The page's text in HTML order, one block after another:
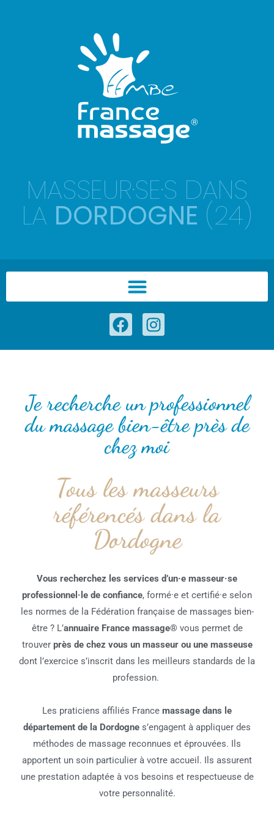
MASSEUR·SE·S DANS
LA DORDOGNE (24)
Je recherche un professionnel
du massage bien-être près de
chez moi
Tous les masseurs
référencés dans la
Dordogne
Vous recherchez les services d’un·e masseur·se
professionnel·le de confiance, formé·e et certifié·e selon
les normes de la Fédération française de massages bien-
être ? L’annuaire France massage® vous permet de
trouverprès de chez vous un masseur ou une masseuse
dont l’exercice s’inscrit dans les meilleurs standards de la
profession.
Les praticiens affiliés France massage dans le
département de la Dordogne s’engagent à appliquer des
méthodes de massage reconnues et éprouvées. Ils
apportent un soin particulier à votre accueil. Ils assurent
une prestation adaptée à vos besoins et respectueuse de
votre personnalité.